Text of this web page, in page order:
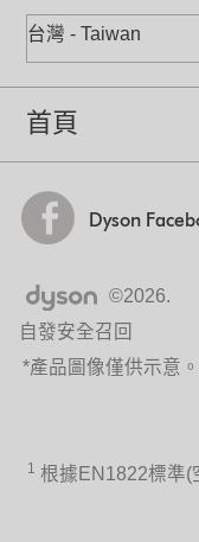
空氣通過窄氣道加速，所
成誘導作用，把強勁而
送到任何位置。
精準、節能加熱
全新Dyson Hot + Cool™
監控環境溫度，以提供精
絕不超過設定溫度，不會
台灣 - Taiwan
首頁
Dyson
©2026.
自發安全召回
*產品圖像僅供示意
1
根據EN1822標準(